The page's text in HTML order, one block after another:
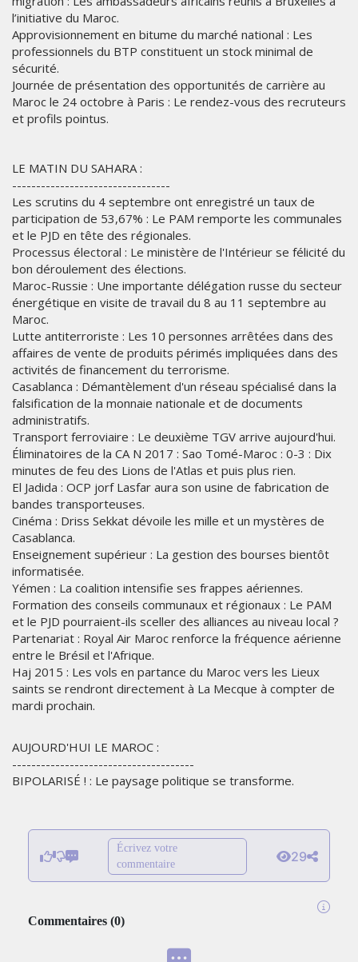
l’initiative du Maroc.
Approvisionnement en bitume du marché national : Les
professionnels du BTP constituent un stock minimal de
sécurité.
Journée de présentation des opportunités de carrière au
Maroc le 24 octobre à Paris : Le rendez-vous des recruteurs
et profils pointus.
LE MATIN DU SAHARA :
---------------------------------
Les scrutins du 4 septembre ont enregistré un taux de
participation de 53,67% : Le PAM remporte les communales
et le PJD en tête des régionales.
Processus électoral : Le ministère de l'Intérieur se félicité du
bon déroulement des élections.
Maroc-Russie : Une importante délégation russe du secteur
énergétique en visite de travail du 8 au 11 septembre au
Maroc.
Lutte antiterroriste : Les 10 personnes arrêtées dans des
affaires de vente de produits périmés impliquées dans des
activités de financement du terrorisme.
Casablanca : Démantèlement d'un réseau spécialisé dans la
falsification de la monnaie nationale et de documents
administratifs.
Transport ferroviaire : Le deuxième TGV arrive aujourd'hui.
Éliminatoires de la CA N 2017 : Sao Tomé-Maroc : 0-3 : Dix
minutes de feu des Lions de l'Atlas et puis plus rien.
El Jadida : OCP jorf Lasfar aura son usine de fabrication de
bandes transporteuses.
Cinéma : Driss Sekkat dévoile les mille et un mystères de
Casablanca.
Enseignement supérieur : La gestion des bourses bientôt
informatisée.
Yémen : La coalition intensifie ses frappes aériennes.
Formation des conseils communaux et régionaux : Le PAM
et le PJD pourraient-ils sceller des alliances au niveau local ?
Partenariat : Royal Air Maroc renforce la fréquence aérienne
entre le Brésil et l'Afrique.
Haj 2015 : Les vols en partance du Maroc vers les Lieux
saints se rendront directement à La Mecque à compter de
mardi prochain.
AUJOURD'HUI LE MAROC :
--------------------------------------
BIPOLARISÉ ! : Le paysage politique se transforme.
Écrivez votre
commentaire
29
Commentaires (0)